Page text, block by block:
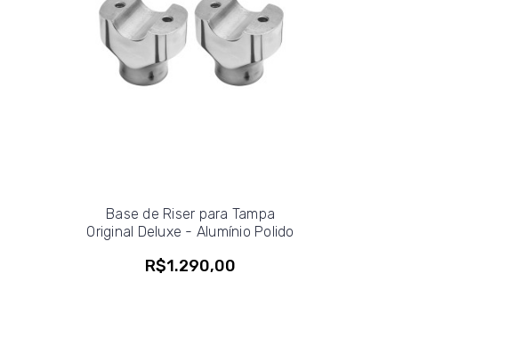
Base de Riser para Tampa
Original Deluxe - Alumínio Polido
R$1.290,00